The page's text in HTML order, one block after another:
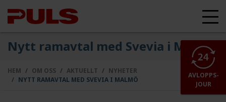
Nytt ramavtal med Svevia i Malmö
HEM OM OSS AKTUELLT
NYHETER
NYTT RAMAVTAL MED SVEVIA I MALMÖ
AVLOPPS-
JOUR